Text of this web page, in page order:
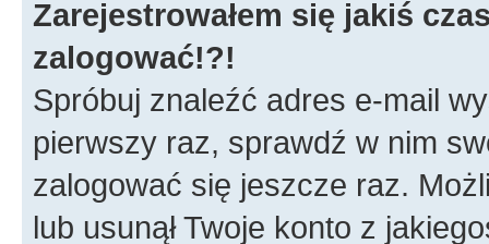
Zarejestrowałem się jakiś
zalogować!?!
Spróbuj znaleźć adres e-mail
pierwszy raz, sprawdź w nim
zalogować się jeszcze raz.
lub usunął Twoje konto z